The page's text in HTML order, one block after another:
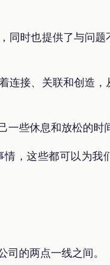
同时也提供了与问
连接、关联和创造
些休息和放松的时
，这些都可以为我
的两点一线之间。